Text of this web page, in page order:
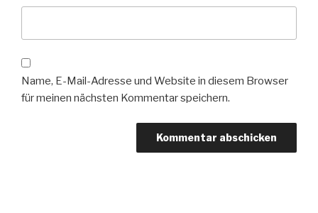
Name, E-Mail-Adresse und Website in diesem Browser
für meinen nächsten Kommentar speichern.